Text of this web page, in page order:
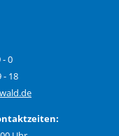
- 0
- 18